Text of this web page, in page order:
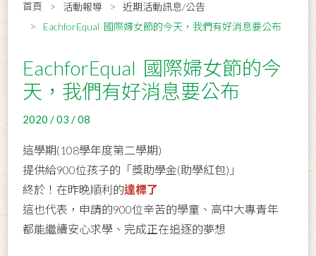
首頁 活動報導
近期活動訊息/公告
EachforEqual 國際婦女節的今天，我們有好消息要公布
EachforEqual 國際婦女節的今
天，我們有好消息要公布
2020 / 03 / 08
這學期(108學年度第二學期)
提供給900位孩子的「獎助學金(助學紅包)」
終於！在昨晚順利的達標了
這也代表，申請的900位辛苦的學童、高中大專青年
都能繼續安心求學、完成正在追逐的夢想